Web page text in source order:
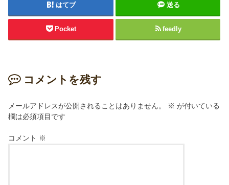
はてブ 送る
Pocket feedly
コメントを残す
メールアドレスが公開されることはありません。 ※ が付いている
欄は必須項目です
コメント ※